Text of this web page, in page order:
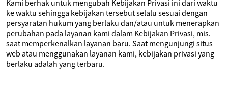
Kami berhak untuk mengubah Kebijakan Privasi ini dari waktu
ke waktu sehingga kebijakan tersebut selalu sesuai dengan
persyaratan hukum yang berlaku dan/atau untuk menerapkan
perubahan pada layanan kami dalam Kebijakan Privasi, mis.
saat memperkenalkan layanan baru. Saat mengunjungi situs
web atau menggunakan layanan kami, kebijakan privasi yang
berlaku adalah yang terbaru.